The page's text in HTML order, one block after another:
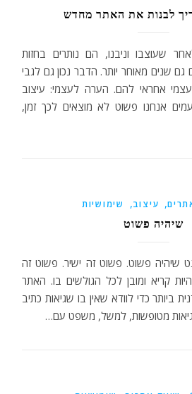
לבנות את האתר מחדש
שעוצבו וניבנו, הם נותרים בחזות
שנים מאוחר יותר. הדבר נכון גם לגבי
אחראי להם. הערה לעצמי: עיצוב
אנחנו פשוט לא מוצאים לכך זמן,
, עיצוב, שימושיות
שיהיה פשוט
שיהיה פשוט. פשוט זה ישיר. פשוט זה
קריא ומובן לכל הגולשים בו. האתר
ביותר כדי לוודא שאין בו שגיאות כתיב
מטופשות, למשל, משפט עם…